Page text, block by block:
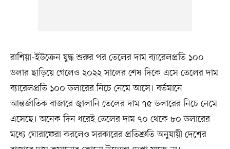
রাশিয়া-ইউক্রেন যুদ্ধ শুরুর পর তেলের দাম ব্যারেলপ্রতি ১০০
ডলার ছাড়িয়ে গেলেও ২০২২ সালের শেষ দিকে এসে তেলের দাম
ব্যারেলপ্রতি ১০০ ডলারের নিচে নেমে আসে। বর্তমানে
আন্তর্জাতিক বাজারে জ্বালানি তেলের দাম ৭৫ ডলারের নিচে নেমে
এসেছে। অনেক দিন ধরেই তেলের দাম ৭০ থেকে ৮০ ডলারের
মধ্যে ঘোরাফেরা করলেও সরকারের প্রতিশ্রুতি অনুযায়ী দেশের